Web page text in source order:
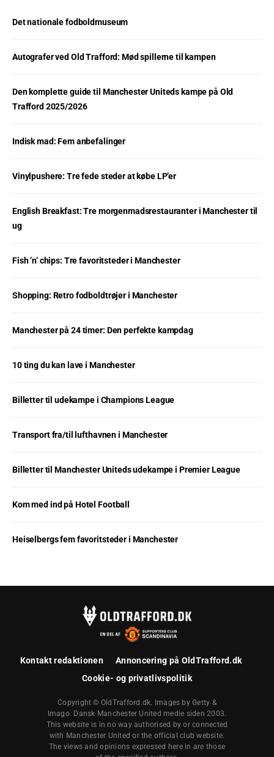
Det nationale fodboldmuseum
Autografer ved Old Trafford: Mød spillerne til kampen
Den komplette guide til Manchester Uniteds kampe på Old
Trafford 2025/2026
Indisk mad: Fem anbefalinger
Vinylpushere: Tre fede steder at købe LP’er
English Breakfast: Tre morgenmadsrestauranter i Manchester til
ug
Fish ’n’ chips: Tre favoritsteder i Manchester
Shopping: Retro fodboldtrøjer i Manchester
Manchester på 24 timer: Den perfekte kampdag
10 ting du kan lave i Manchester
Billetter til udekampe i Champions League
Transport fra/til lufthavnen i Manchester
Billetter til Manchester Uniteds udekampe i Premier League
Kom med ind på Hotel Football
Heiselbergs fem favoritsteder i Manchester
Kontakt redaktionen
Annoncering på OldTrafford.dk
Cookie- og privatlivspolitik
Copyright © OldTrafford.dk. Images by Getty &
Imago. Dansk Manchester United medie siden 2003.
This website is in no way authorised by or connected
with Manchester United or the official club website.
The views and opinions expressed here in are those